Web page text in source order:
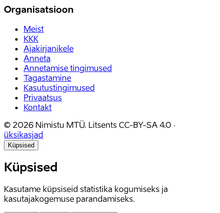
Organisatsioon
Meist
KKK
Ajakirjanikele
Anneta
Annetamise tingimused
Tagastamine
Kasutustingimused
Privaatsus
Kontakt
© 2026 Nimistu MTÜ. Litsents CC-BY-SA 4.0 ·
üksikasjad
Küpsised
Küpsised
Kasutame küpsiseid statistika kogumiseks ja
kasutajakogemuse parandamiseks.